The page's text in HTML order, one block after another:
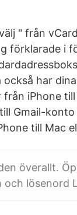
" från
förklarade i
har
iPhone
Gmail-
till Mac
överallt.
och lösenord